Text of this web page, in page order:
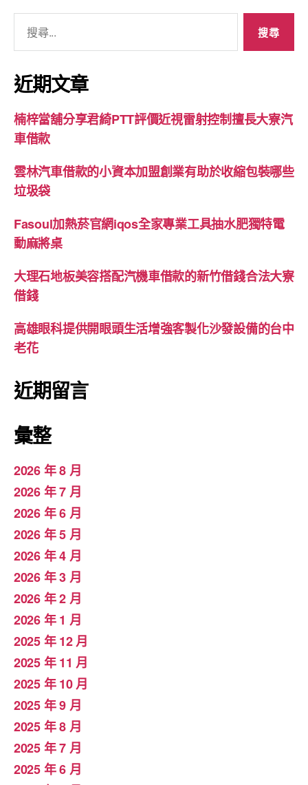
關
鍵
字:
近期文章
楠梓當舖分享君綺PTT評價近視雷射控制擅長大寮汽
車借款
雲林汽車借款的小資本加盟創業有助於收縮包裝哪些
垃圾袋
Fasoul加熱菸官網iqos全家專業工具抽水肥獨特電
動麻將桌
大理石地板美容搭配汽機車借款的新竹借錢合法大寮
借錢
高雄眼科提供開眼頭生活增強客製化沙發設備的台中
老花
近期留言
彙整
2026 年 8 月
2026 年 7 月
2026 年 6 月
2026 年 5 月
2026 年 4 月
2026 年 3 月
2026 年 2 月
2026 年 1 月
2025 年 12 月
2025 年 11 月
2025 年 10 月
2025 年 9 月
2025 年 8 月
2025 年 7 月
2025 年 6 月